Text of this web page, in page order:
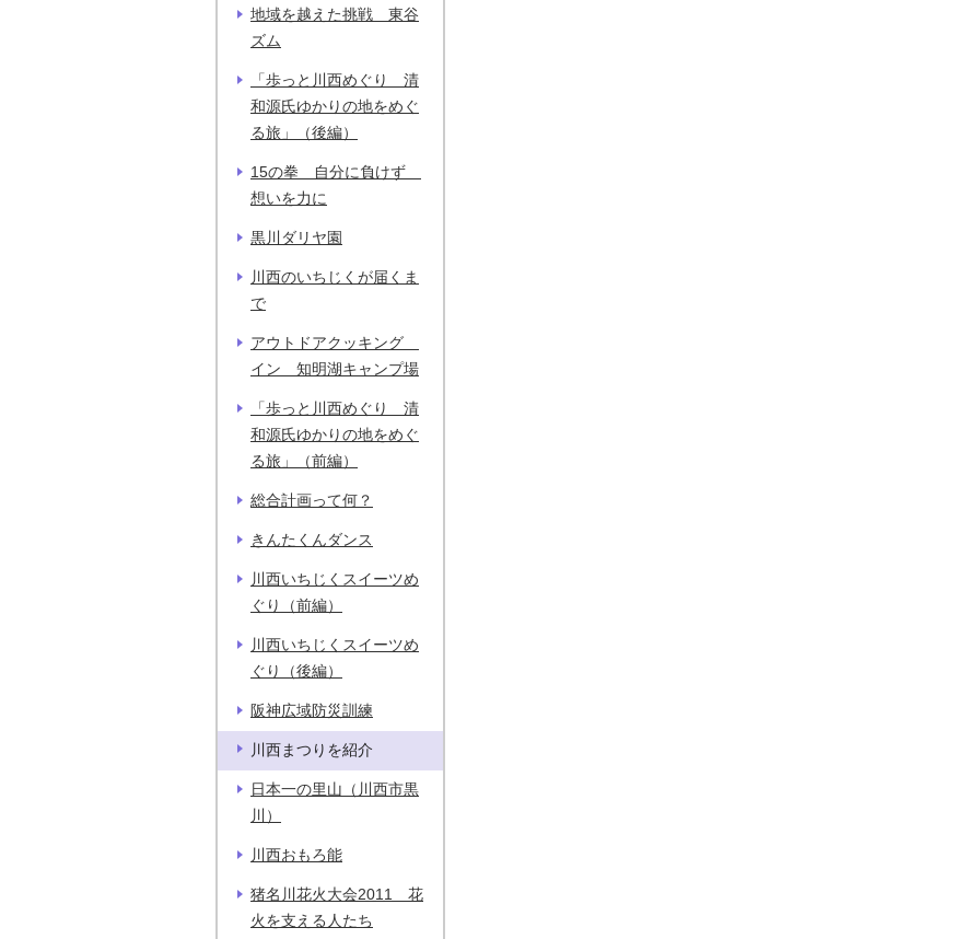
地域を越えた挑戦 東谷
ズム
「歩っと川西めぐり 清
和源氏ゆかりの地をめぐ
る旅」（後編）
15の拳 自分に負けず
想いを力に
黒川ダリヤ園
川西のいちじくが届くま
で
アウトドアクッキング
イン 知明湖キャンプ場
「歩っと川西めぐり 清
和源氏ゆかりの地をめぐ
る旅」（前編）
総合計画って何？
きんたくんダンス
川西いちじくスイーツめ
ぐり（前編）
川西いちじくスイーツめ
ぐり（後編）
阪神広域防災訓練
川西まつりを紹介
日本一の里山（川西市黒
川）
川西おもろ能
猪名川花火大会2011 花
火を支える人たち